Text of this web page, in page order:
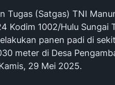
Tugas (Satgas) TNI
Kodim 1002/Hulu Sungai
panen padi di
meter di Desa
29 Mei 2025.